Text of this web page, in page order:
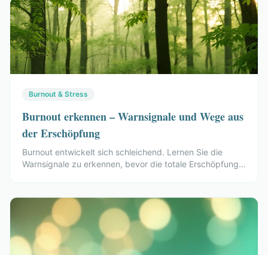
Burnout & Stress
Burnout erkennen – Warnsignale und Wege aus
der Erschöpfung
Burnout entwickelt sich schleichend. Lernen Sie die
Warnsignale zu erkennen, bevor die totale Erschöpfung